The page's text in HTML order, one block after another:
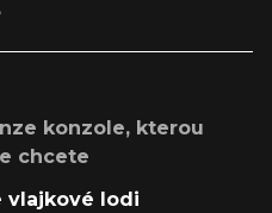
konzole, kterou
chcete
vlajkové lodi